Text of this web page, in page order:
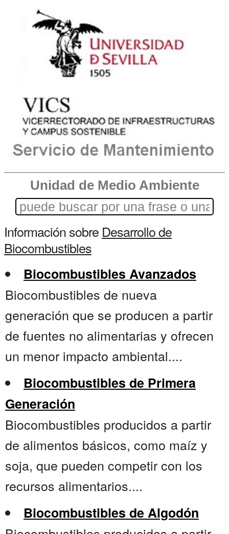
Unidad de Medio Ambiente
Información sobre Desarrollo de
Biocombustibles
Biocombustibles Avanzados
Biocombustibles de nueva
generación que se producen a partir
de fuentes no alimentarias y ofrecen
un menor impacto ambiental....
Biocombustibles de Primera
Generación
Biocombustibles producidos a partir
de alimentos básicos, como maíz y
soja, que pueden competir con los
recursos alimentarios....
Biocombustibles de Algodón